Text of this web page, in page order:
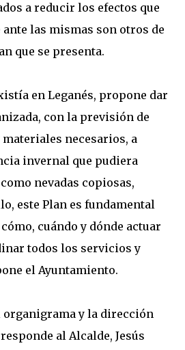
a reducir los efectos que
las mismas son otros de
que se presenta.
en Leganés, propone dar
con la previsión de
necesarios, a
invernal que pudiera
nevadas copiosas,
este Plan es fundamental
cuándo y dónde actuar
todos los servicios y
el Ayuntamiento.
organigrama y la dirección
al Alcalde, Jesús